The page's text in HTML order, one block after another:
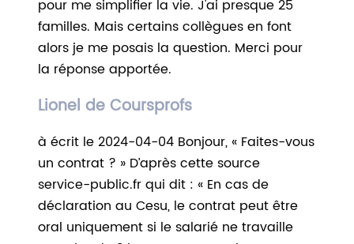
pour me simplifier la vie. J'ai presque 25
familles. Mais certains collègues en font
alors je me posais la question. Merci pour
la réponse apportée.
Lionel de Coursprofs
à écrit le 2024-04-04 Bonjour, « Faites-vous
un contrat ? » D’après cette source
service-public.fr qui dit : « En cas de
déclaration au Cesu, le contrat peut être
oral uniquement si le salarié ne travaille